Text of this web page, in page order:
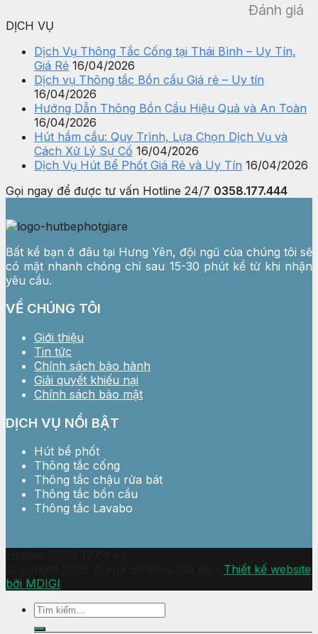
Đánh giá
DỊCH VỤ
Dịch Vụ Thông Tắc Cống tại Thái Bình – Uy Tín,
Giá Rẻ 16/04/2026
Dịch vụ Thông tắc Bồn cầu Giá rẻ – Uy tín
16/04/2026
Hướng Dẫn Thông Bồn Cầu Hiệu Quả và An Toàn
16/04/2026
Hút hầm cầu: Quy Trình, Lựa Chọn Dịch Vụ và
Cách Xử Lý Sự Cố 16/04/2026
Dịch Vụ Hút Bể Phốt Giá Rẻ và Uy Tín 16/04/2026
Gọi ngay để được tư vấn Hotline 24/7 0358.177.444
Bất kể bạn ở đâu tại Hưng Yên, đội ngũ của chúng tôi sẽ
có mặt nhanh chóng chỉ sau 15-30 phút kể từ khi nhận
yêu cầu.
VỀ CHÚNG TÔI
Giới thiệu
Tin tức
Chính sách bảo hành
Giải quyết khiếu nại
Chính sách bảo mật
DỊCH VỤ NỔI BẬT
Hút bể phốt
Thông tắc cống
Thông tắc chậu rửa bát
Thông tắc bồn cầu
Thông tắc Lavabo
Thiết kế website
bởi MDIGI